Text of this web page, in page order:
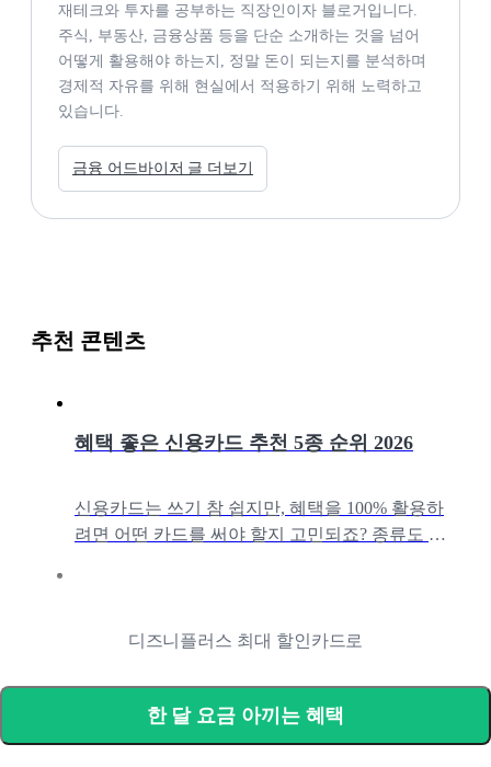
재테크와 투자를 공부하는 직장인이자 블로거입니다.
주식, 부동산, 금융상품 등을 단순 소개하는 것을 넘어
어떻게 활용해야 하는지, 정말 돈이 되는지를 분석하며
경제적 자유를 위해 현실에서 적용하기 위해 노력하고
있습니다.
금융 어드바이저 글 더보기
추천 콘텐츠
혜택 좋은 신용카드 추천 5종 순위 2026
신용카드는 쓰기 참 쉽지만, 혜택을 100% 활용하
려면 어떤 카드를 써야 할지 고민되죠? 종류도 너
액을 제공하는 신용카드 3개를 추천드리려 합니다.
디즈니플러스 최대 할인카드로
한 달 요금 아끼는 혜택